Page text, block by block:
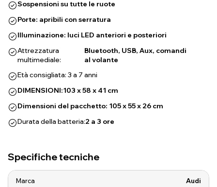
Sospensioni su tutte le ruote
Porte: apribili con serratura
Illuminazione: luci LED anteriori e posteriori
Attrezzatura
multimediale:
Bluetooth, USB, Aux, comandi
al volante
Età consigliata: 3 a 7 anni
DIMENSIONI:103 x 58 x 41 cm
Dimensioni del pacchetto: 105 x 55 x 26 cm
Durata della batteria:2 a 3 ore
Specifiche tecniche
Marca Audi